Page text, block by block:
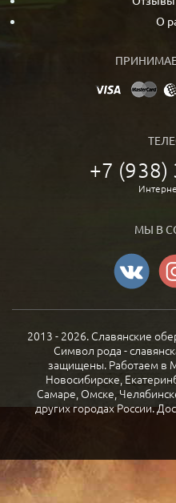
О
+7 (938)
МЫ В
2013 - 2026. Славянские
Символ рода -
защищены. Работаем в
Новосибирске,
Самаре, Омске,
других городах России.